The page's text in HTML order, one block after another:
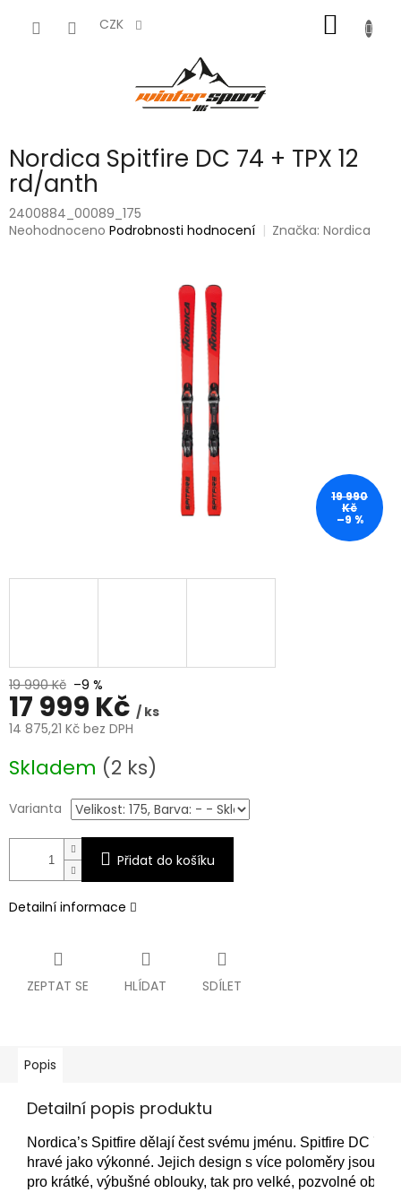
CZK
KOŠÍK
Nordica Spitfire DC 74 + TPX 12
rd/anth
2400884_00089_175
Průměrné
Neohodnoceno Podrobnosti hodnocení Značka:Nordica
19 990
Kč
–9 %
19 990 Kč –9 %
17 999 Kč / ks
14 875,21 Kč bez DPH
cena:
Skladem (2 ks)
Varianta
Přidat do košíku
Detailní informace
ZEPTAT SE HLÍDAT SDÍLET
Popis
Detailní popis produktu
Nordica’s Spitfire dělají čest svému jménu. Spitfire DC 74
hravé jako výkonné. Jejich design s více poloměry jsou
pro krátké, výbušné oblouky, tak pro velké, pozvolné